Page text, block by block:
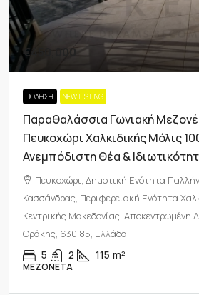
€450,000
ΠΏΛΗΣΗ NEW LISTING
Παραθαλάσσια Γωνιακή
Πευκοχώρι Χαλκιδικής Μόλις
Ανεμπόδιστη Θέα &
Πευκοχώρι, Δημοτική Ενότητα
Κασσάνδρας, Περιφερειακή Ενότητα
Κεντρικής Μακεδονίας, Αποκεντρωμένη
Θράκης, 630 85, Ελλάδα
5 2 115 m²
ΜΕΖΟΝΈΤΑ